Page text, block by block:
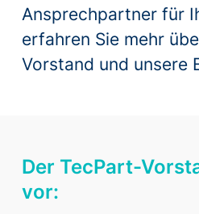
Ansprechpartner für
erfahren Sie mehr
Vorstand und unsere
Der TecPart-
vor: